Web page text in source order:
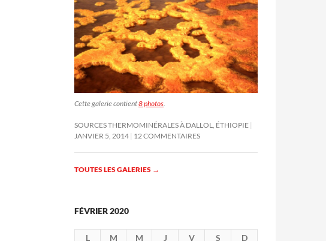
Cette galerie contient8 photos
SOURCES THERMOMINÉRALES À DALLOL, ÉTHIOPIE
JANVIER 5, 2014 12 COMMENTAIRES
TOUTES LES GALERIES →
FÉVRIER 2020
L M M J V S
D